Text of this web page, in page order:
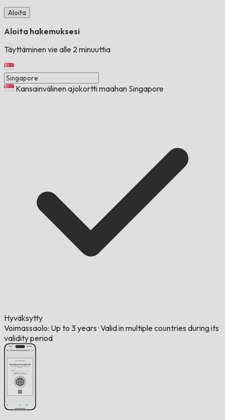
Aloita
Aloita hakemuksesi
Täyttäminen vie alle 2 minuuttia
Kansainvälinen ajokortti maahan Singapore
Hyväksytty
Voimassaolo: Up to 3 years ·Valid in multiple countries during its
validity period